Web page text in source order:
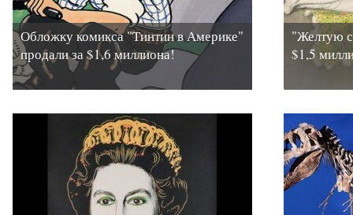
Обложку комикса "Тинтин в Америке"
продали за $1,6 миллиона!
"Желтую
$1,5